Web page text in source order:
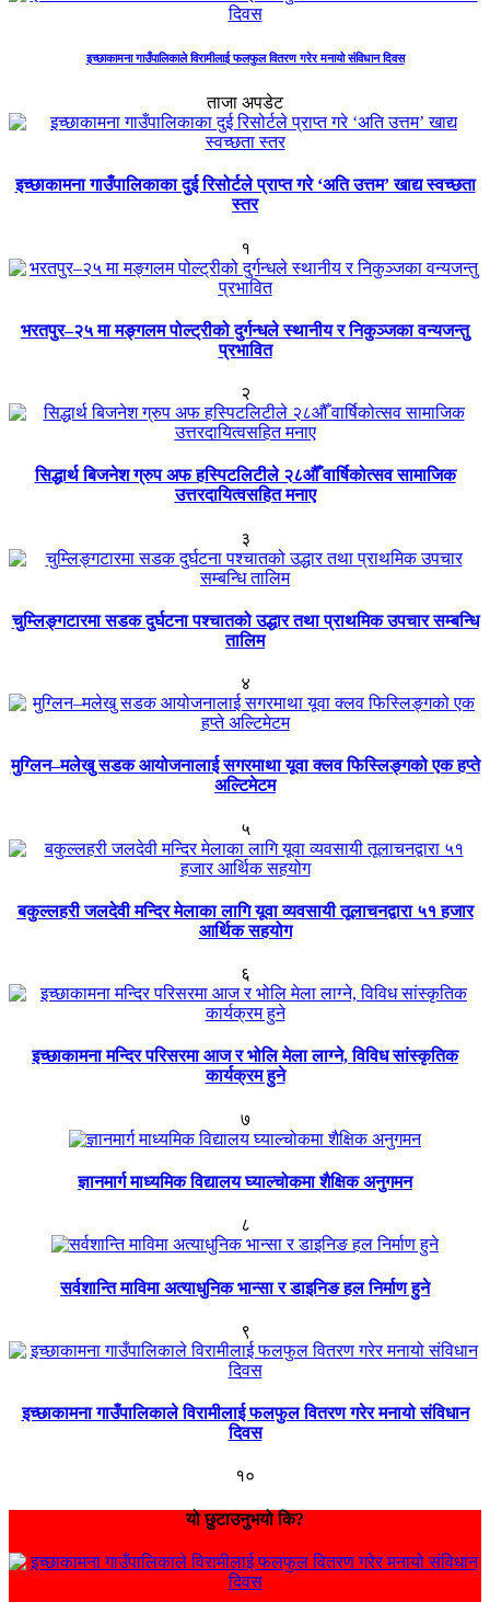
इच्छाकामना गाउँपालिकाले विरामीलाई फलफुल वितरण गरेर मनायो संविधान दिवस
ताजा अपडेट
इच्छाकामना गाउँपालिकाका दुई रिसोर्टले प्राप्त गरे ‘अति उत्तम’ खाद्य स्वच्छता
स्तर
१
भरतपुर–२५ मा मङ्गलम पोल्ट्रीको दुर्गन्धले स्थानीय र निकुञ्जका वन्यजन्तु
प्रभावित
२
सिद्धार्थ बिजनेश ग्रुप अफ हस्पिटलिटीले २८औँ वार्षिकोत्सव सामाजिक
उत्तरदायित्वसहित मनाए
३
चुम्लिङ्गटारमा सडक दुर्घटना पश्चातको उद्धार तथा प्राथमिक उपचार सम्बन्धि
तालिम
४
मुग्लिन–मलेखु सडक आयोजनालाई सगरमाथा यूवा क्लव फिस्लिङ्गको एक हप्ते
अल्टिमेटम
५
बकुल्लहरी जलदेवी मन्दिर मेलाका लागि यूवा व्यवसायी तूलाचनद्वारा ५१ हजार
आर्थिक सहयोग
६
इच्छाकामना मन्दिर परिसरमा आज र भोलि मेला लाग्ने, विविध सांस्कृतिक
कार्यक्रम हुने
७
ज्ञानमार्ग माध्यमिक विद्यालय घ्याल्चोकमा शैक्षिक अनुगमन
८
सर्वशान्ति माविमा अत्याधुनिक भान्सा र डाइनिङ हल निर्माण हुने
९
इच्छाकामना गाउँपालिकाले विरामीलाई फलफुल वितरण गरेर मनायो संविधान
दिवस
१०
यो छुटाउनुभयो कि?